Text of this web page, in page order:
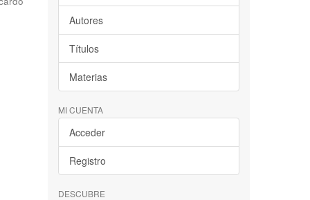
Autores
Títulos
Materias
MI CUENTA
Acceder
Registro
DESCUBRE